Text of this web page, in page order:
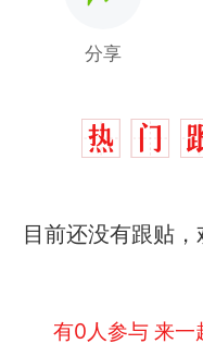
分享
目前还没有跟贴
有0人参与 来一